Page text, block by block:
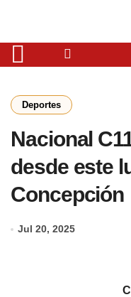
Deportes
Nacional
desde este
Concepción
Jul 20, 2025